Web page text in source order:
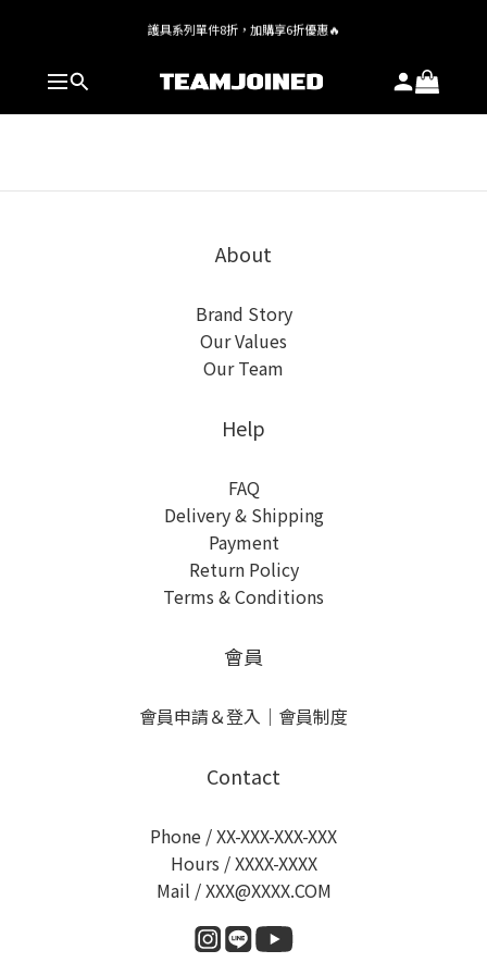
全館 $1,380 即享免運
護具系列單件8折，加購享6折優惠🔥
全館 $1,380 即享免運
About
Brand Story
Our Values
Our Team
Help
FAQ
Delivery & Shipping
Payment
Return Policy
Terms & Conditions
會員
會員申請＆登入 ｜ 會員制度
Contact
Phone / XX-XXX-XXX-XXX
Hours / XXXX-XXXX
Mail / XXX@XXXX.COM